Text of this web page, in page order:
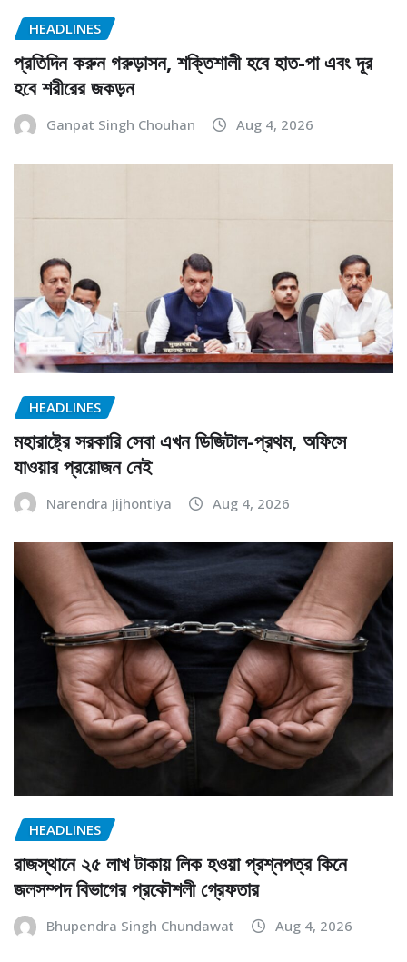
HEADLINES
প্রতিদিন করুন গরুড়াসন, শক্তিশালী হবে হাত-পা এবং দূর
হবে শরীরের জকড়ন
Ganpat Singh Chouhan Aug 4, 2026
HEADLINES
মহারাষ্ট্রে সরকারি সেবা এখন ডিজিটাল-প্রথম, অফিসে
যাওয়ার প্রয়োজন নেই
Narendra Jijhontiya Aug 4, 2026
HEADLINES
রাজস্থানে ২৫ লাখ টাকায় লিক হওয়া প্রশ্নপত্র কিনে
জলসম্পদ বিভাগের প্রকৌশলী গ্রেফতার
Bhupendra Singh Chundawat Aug 4, 2026